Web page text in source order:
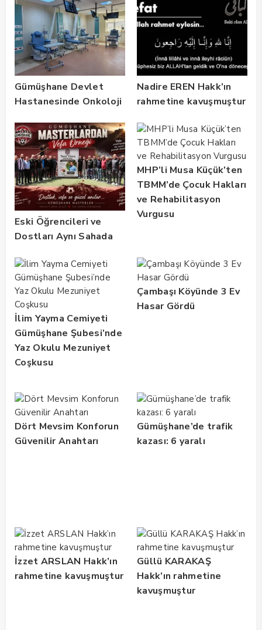
Gümüşhane Devlet
Hastanesinde Onkoloji
Hastaya Hizmet Verdi
Nadire EREN Hakk’ın
rahmetine kavuşmuştur
Eski Öğrencileri ve
Dostları Aynı Sahada
Unutulmadı
MHP’li Musa Küçük’ten
TBMM’de Çocuk Hakları
ve Rehabilitasyon
Vurgusu
İlim Yayma Cemiyeti
Gümüşhane Şubesi’nde
Yaz Okulu Mezuniyet
Coşkusu
Çambaşı Köyünde 3 Ev
Hasar Gördü
Dört Mevsim Konforun
Güvenilir Anahtarı
Gümüşhane’de trafik
kazası: 6 yaralı
İzzet ARSLAN Hakk’ın
rahmetine kavuşmuştur
Güllü KARAKAŞ
Hakk’ın rahmetine
kavuşmuştur